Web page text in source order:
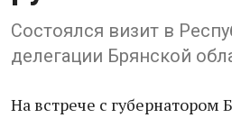
Cостоялся визит в
делегации Брянской
На встрече с губернатором